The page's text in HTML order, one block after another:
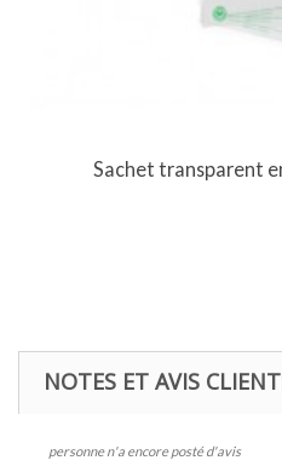
Sachet transparent
NOTES ET AVIS
personne n'a encore posté d'avis